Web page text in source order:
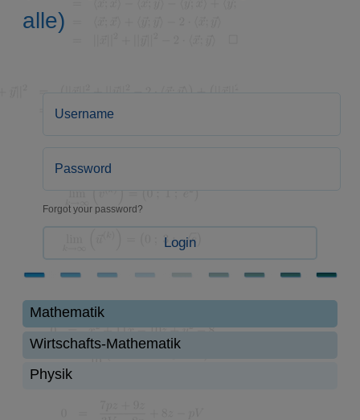
alle)
Forgot your password?
Login
Mathematik
Wirtschafts-Mathematik
Physik